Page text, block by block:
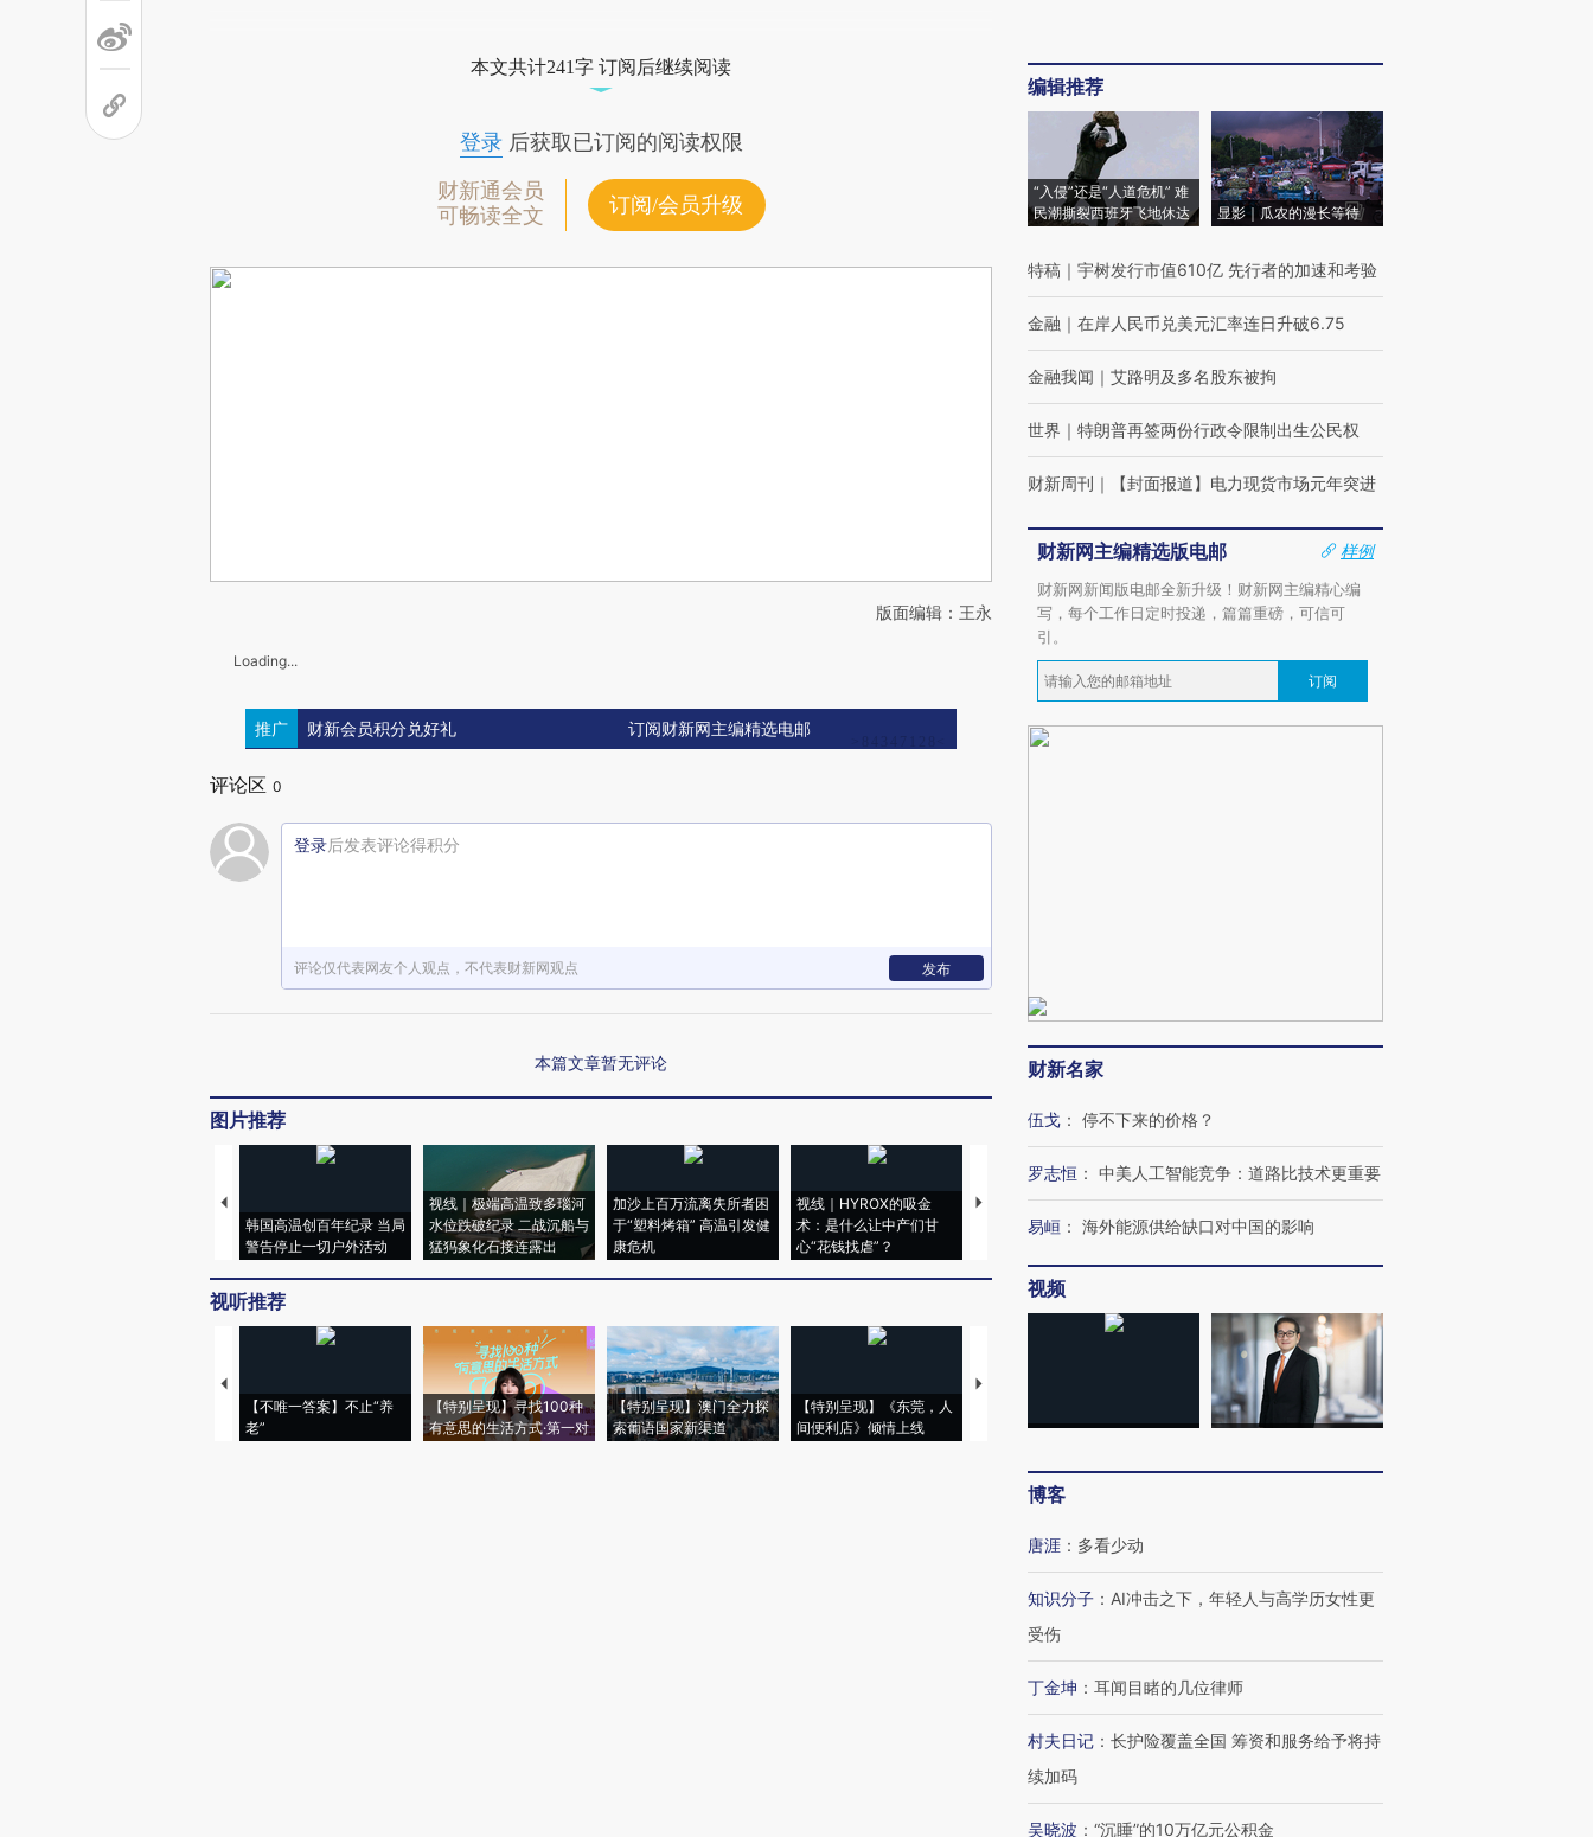
本文共计241字 订阅后继续阅读
登录后获取已订阅的阅读权限
财新通会员
可畅读全文
订阅/会员升级
版面编辑：王永
Loading...
推广 财新会员积分兑好礼 订阅财新网主编精选电邮
评论区 0
登录后发表评论得积分
评论仅代表网友个人观点，不代表财新网观点 发布
本篇文章暂无评论
图片推荐
韩国高温创百年纪录 当局
警告停止一切户外活动
视线｜极端高温致多瑙河
水位跌破纪录 二战沉船与
猛犸象化石接连露出
加沙上百万流离失所者困
于“塑料烤箱” 高温引发健
康危机
视线｜HYROX的吸金
术：是什么让中产们甘
心“花钱找虐”？
马航飞行员跨国走私7万
粒摇头丸 尿检体内含3种
视线｜被称为“蟑螂”的印
度Z世代 用街头抗争将教
视线｜“入侵”还是“人道危
视听推荐
【不唯一答案】不止“养
老”
【特别呈现】寻找100种
有意思的生活方式·第一对
【特别呈现】澳门全力探
索葡语国家新渠道
【特别呈现】《东莞，人
间便利店》倾情上线
【推广】走进第四届链博
【特别呈现】寻找100种
有意思的生活方式·第三对
【商旅对话】华住集团
CFO：不靠规模取胜，华
住三大增长引擎是什么？
编辑推荐
“入侵”还是“人道危机” 难
民潮撕裂西班牙飞地休达
显影｜瓜农的漫长等待
特稿 ｜ 宇树发行市值610亿 先行者的加速和考验
金融 ｜ 在岸人民币兑美元汇率连日升破6.75
金融我闻 ｜ 艾路明及多名股东被拘
世界 ｜ 特朗普再签两份行政令限制出生公民权
财新周刊 ｜ 【封面报道】电力现货市场元年突进
财新网主编精选版电邮
样例
财新网新闻版电邮全新升级！财新网主编精心编
写，每个工作日定时投递，篇篇重磅，可信可
引。
订阅
财新名家
伍戈 ： 停不下来的价格？
罗志恒 ： 中美人工智能竞争：道路比技术更重要
易峘 ： 海外能源供给缺口对中国的影响
视频
博客
唐涯 ： 多看少动
知识分子 ： AI冲击之下，年轻人与高学历女性更
受伤
丁金坤 ： 耳闻目睹的几位律师
村夫日记 ： 长护险覆盖全国 筹资和服务给予将持
续加码
吴晓波 ： “沉睡”的10万亿元公积金